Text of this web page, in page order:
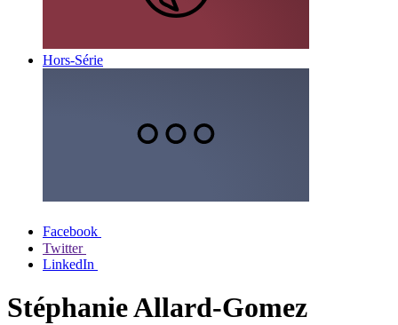
Hors-Série
Facebook
Twitter
LinkedIn
Stéphanie Allard-Gomez